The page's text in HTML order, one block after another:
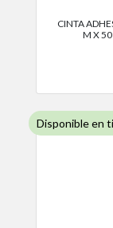
CINTA
M X
Disponible en